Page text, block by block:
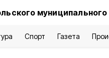
Спорт Газета